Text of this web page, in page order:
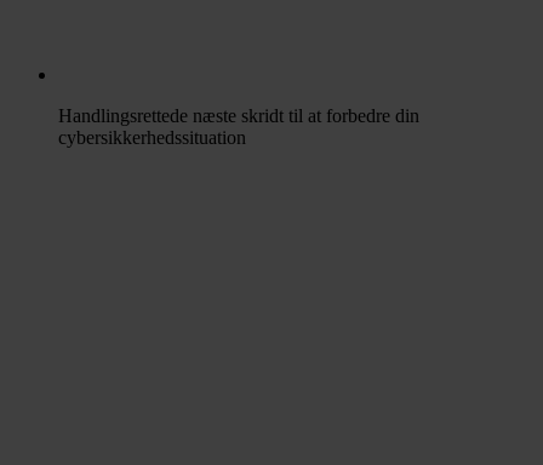
Handlingsrettede næste skridt til at forbedre din
cybersikkerhedssituation